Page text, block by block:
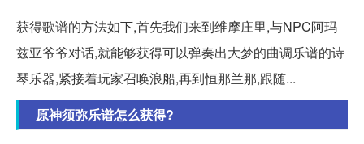
获得歌谱的方法如下,首先我们来到维摩庄里,与NPC阿玛
兹亚爷爷对话,就能够获得可以弹奏出大梦的曲调乐谱的诗
琴乐器,紧接着玩家召唤浪船,再到恒那兰那,跟随...
原神须弥乐谱怎么获得?